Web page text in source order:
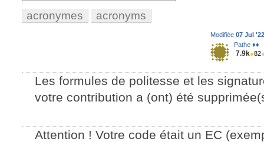
acronymes acronyms
Modifiée 07 Jul
Pathe ♦♦
7.9k●82
Les formules de politesse et les
votre contribution a (ont) été
Attention ! Votre code était un EC